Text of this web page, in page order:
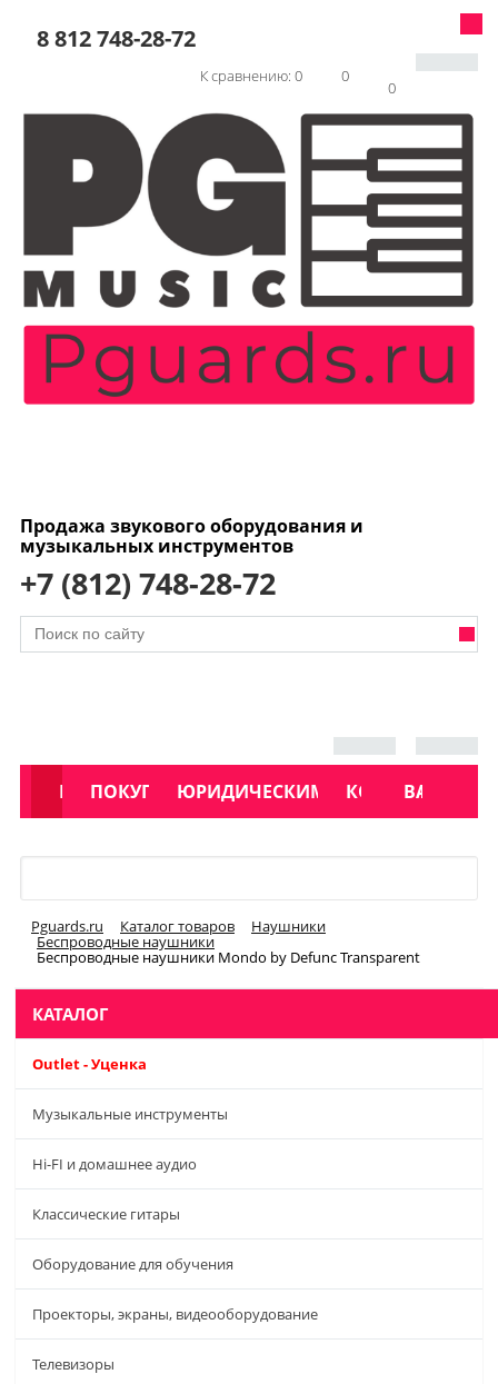
8 812 748-28-72
0
0
К сравнению: 0
Продажа звукового оборудования и
музыкальных инструментов
+7 (812) 748-28-72
АКЦИИ
КАТАЛОГ
ПОКУПАТЕЛЯМЮРИДИЧЕСКИМ ЛИЦАМКОНТАКТЫ
УСЛУГИ
Pguards.ru Каталог товаров Наушники
Беспроводные наушники
Беспроводные наушники Mondo by Defunc Transparent
КАТАЛОГ
Outlet - Уценка
Музыкальные инструменты
Hi-FI и домашнее аудио
Классические гитары
Оборудование для обучения
Проекторы, экраны, видеооборудование
Телевизоры